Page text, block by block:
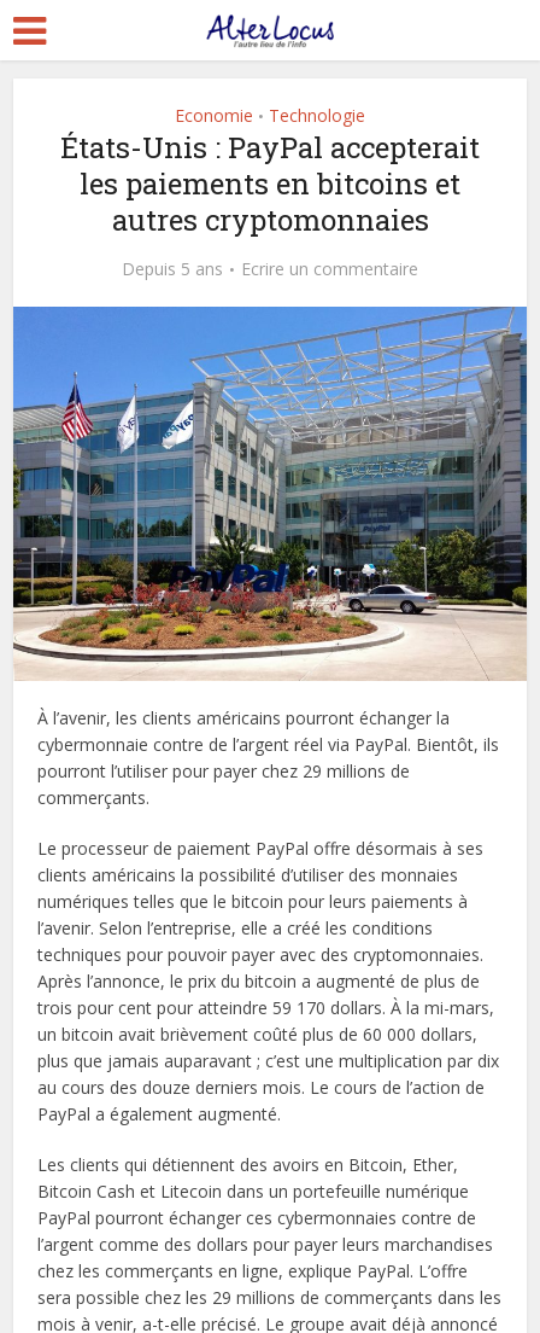
Economie • Technologie
États-Unis : PayPal accepterait
les paiements en bitcoins et
autres cryptomonnaies
Depuis 5 ans Ecrire un commentaire
À l’avenir, les clients américains pourront échanger la
cybermonnaie contre de l’argent réel via PayPal. Bientôt, ils
pourront l’utiliser pour payer chez 29 millions de
commerçants.
Le processeur de paiement PayPal offre désormais à ses
clients américains la possibilité d’utiliser des monnaies
numériques telles que le bitcoin pour leurs paiements à
l’avenir. Selon l’entreprise, elle a créé les conditions
techniques pour pouvoir payer avec des cryptomonnaies.
Après l’annonce, le prix du bitcoin a augmenté de plus de
trois pour cent pour atteindre 59 170 dollars. À la mi-mars,
un bitcoin avait brièvement coûté plus de 60 000 dollars,
plus que jamais auparavant ; c’est une multiplication par dix
au cours des douze derniers mois. Le cours de l’action de
PayPal a également augmenté.
Les clients qui détiennent des avoirs en Bitcoin, Ether,
Bitcoin Cash et Litecoin dans un portefeuille numérique
PayPal pourront échanger ces cybermonnaies contre de
l’argent comme des dollars pour payer leurs marchandises
chez les commerçants en ligne, explique PayPal. L’offre
sera possible chez les 29 millions de commerçants dans les
mois à venir, a-t-elle précisé. Le groupe avait déjà annoncé